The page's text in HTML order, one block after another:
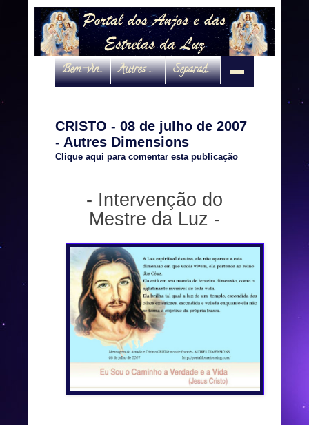
Bem-vindo Autres Dimensions Separadas por interveniente
CRISTO - 08 de julho de 2007
- Autres Dimensions
Clique aqui para comentar esta publicação
- Intervenção do
Mestre da Luz -